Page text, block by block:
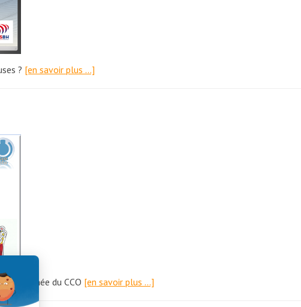
? [en savoir plus …]
Journée du CCO [en savoir plus …]